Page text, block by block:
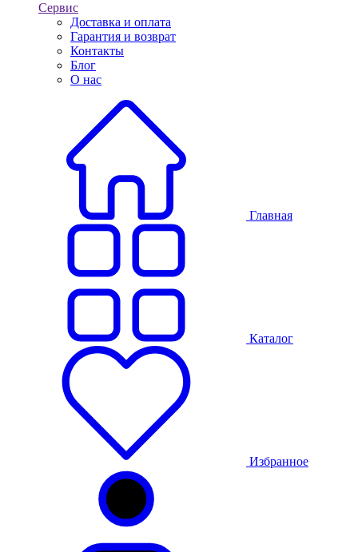
Сервис
Доставка и оплата
Гарантия и возврат
Контакты
Блог
О нас
Главная
Каталог
Избранное